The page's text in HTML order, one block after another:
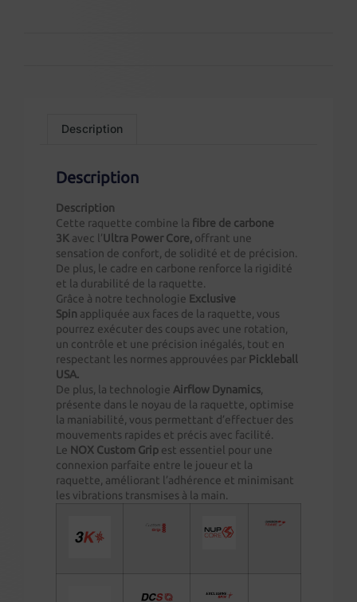
Description
Description
Description
Cette raquette combine la fibre de carbone
3K avec l’Ultra Power Core, offrant une
sensation de confort, de solidité et de précision.
De plus, le cadre en carbone renforce la rigidité
et la durabilité de la raquette.
Grâce à notre technologie Exclusive
Spin appliquée aux faces de la raquette, vous
pourrez exécuter des coups avec une rotation,
un contrôle et une précision inégalés, tout en
respectant les normes approuvées par Pickleball
USA.
De plus, la technologie Airflow Dynamics
présente dans le noyau de la raquette, optimise
la maniabilité, vous permettant d’effectuer des
mouvements rapides et précis avec facilité.
Le NOX Custom Grip est essentiel pour une
connexion parfaite entre le joueur et la
raquette, améliorant l’adhérence et minimisant
les vibrations transmises à la main.